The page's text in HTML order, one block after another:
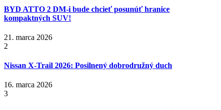
BYD ATTO 2 DM-i bude chcieť posunúť hranice
kompaktných SUV!
21. marca 2026
2
Nissan X‑Trail 2026: Posilnený dobrodružný duch
16. marca 2026
3